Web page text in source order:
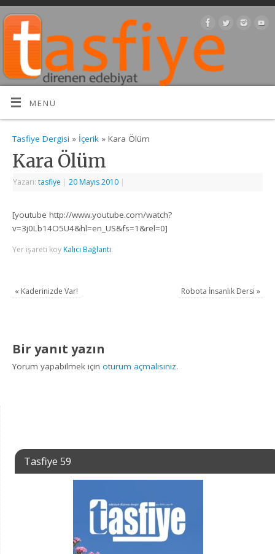
MENÜ
Tasfiye Dergisi » İçerik » Kara Ölüm
Kara Ölüm
Yazarı:tasfiye | 20 Mayıs 2010 |
[youtube http://www.youtube.com/watch?
v=3j0Lb14O5U4&hl=en_US&fs=1&rel=0]
Yer işareti koy Kalıcı Bağlantı.
« Kaderinizde Var! Robota İnsanlık Dersi »
Bir yanıt yazın
Yorum yapabilmek içinoturum açmalısınız.
Tasfiye 59